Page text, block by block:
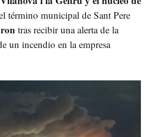
término municipal de Sant Pere
tras recibir una alerta de la
un incendio en la empresa